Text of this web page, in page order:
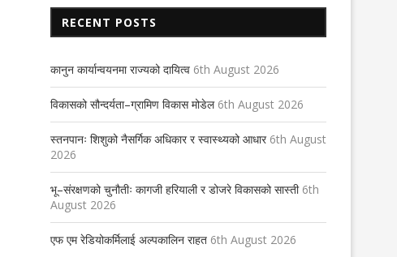
RECENT POSTS
कानुन कार्यान्वयनमा राज्यको दायित्व 6th August 2026
विकासको सौन्दर्यता–ग्रामिण विकास मोडेल 6th August 2026
स्तनपानः शिशुको नैसर्गिक अधिकार र स्वास्थ्यको आधार 6th August
2026
भू–संरक्षणको चुनौतीः कागजी हरियाली र डोजरे विकासको सास्ती 6th
August 2026
एफ एम रेडियोकर्मिलाई अल्पकालिन राहत 6th August 2026